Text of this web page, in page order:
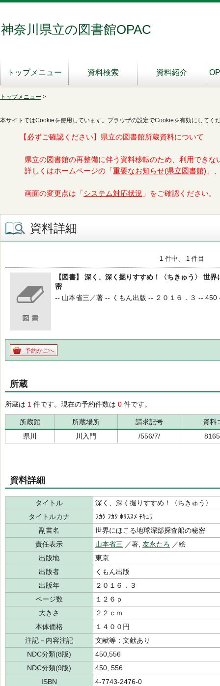
神奈川県立の図書館OPAC
トップメニュー 資料検索 資料紹介
トップメニュー >
本サイトではCookieを使用しています。ブラウザの設定でCookieを有効にしてく
【必ずご確認ください】県立の図書館所蔵資料について
県立の図書館の再整備に伴う資料移転のため、利用できな
詳しくはホームページの「 重要なお知らせ(県立図書館) 」
画面の変更点は「 システム対応状況 」をご確認ください。
資料詳細
1 件中、 1 件目
【図書】 深く、深く掘りすすめ！〈ちきゅう〉 世
密
-- 山本省三／著 -- くもん出版 -- ２０１６．３ -- 450
予約かごへ
所蔵
所蔵は 1 件です。現在の予約件数は 0 件です。
所蔵館 所蔵場所 請求記号
資料
県川
川入門 /556/7/
資料詳細
タイトル
深く、深く掘りすすめ！〈ちきゅう〉
タイトルカナ
ﾌｶｸ ﾌｶｸ ﾎﾘｽｽﾒ ﾁｷｭｳ
副書名
世界にほこる地球深部探査船の秘密
責任表示
山本省三 ／著, 友永たろ ／絵
出版地
東京
出版者
くもん出版
出版年
２０１６．３
ページ数
１２６ｐ
大きさ
２２ｃｍ
本体価格
１４００円
注記－内容注記
文献等：文献あり
NDC分類(8版)
450,556
NDC分類(9版)
450, 556
ISBN
4-7743-2476-0